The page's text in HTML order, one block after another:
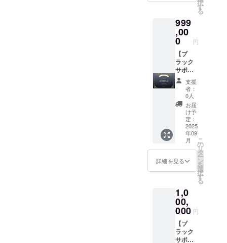
合は
不要」
とお書
きくだ
さい。
お名前
きくだ
さい
(会社
名・ハ
ンドル
ネーム
でも
可)。
ご支援
の順番
がその
まま掲
載順に
なりま
す(中上
位枠
内)。
掲載不
要の場
合は
不要」
とお書
きくだ
さい。
のライ
ンから
ご支援
くださ
い。 住
所・氏
名の記
入が不
要にな
り、 お
値段も
気持ち
ばかり
お安く
させて
いただ
いてお
りま
す。 デ
ジタル
支援証
イズ：
2000x1
414(px)
※備考欄
に掲載
したい
お名前
ルAIデ
アクリ
ルキー
ホル
ダー(1
個)■ ■オ
リジナ
ルAIデ
ザインT
シャツ
(1枚)■ ■
公式サ
イトお
名前ク
レジッ
ト(サー
ビス存
続の限
り)■ ■オ
ンライ
ン通話
間)■ デ
ジタル
支援証
明書サ
イズ：
2000x1
414(px)
択
す
る
999
,00
0 円
【ブ
ラック
サポー
ター／
ライ
ト】 ■
御礼の
メッ
セージ■
■デジタ
ル支援
証明書
(ブラッ
ク)■ ■公
式サイ
トお名
ジット
(サービ
ス存続
の限
り)■ ■公
式サイ
トバ
支援
者：
0人
お届
け予
定：
2025
年09
月
詳細を見る
こ
の
リ
タ
ー
ン
を
選
択
す
る
1,0
00,
000 円
【ブ
ラック
サポー